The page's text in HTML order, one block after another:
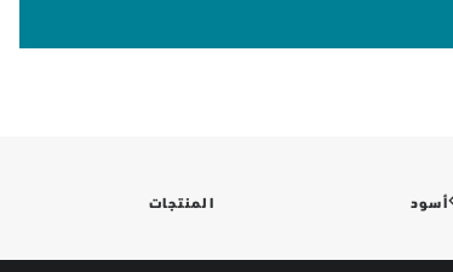
أسود المنتجات